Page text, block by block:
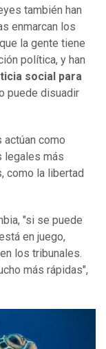
también han
enmarcan los
la gente tiene
política, y han
social para
puede disuadir
actúan como
legales más
como la libertad
"si se puede
en juego,
los tribunales.
más rápidas",